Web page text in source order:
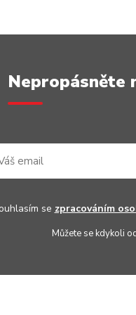
Nepropásněte
se zpracováním
Můžete se kdykoli